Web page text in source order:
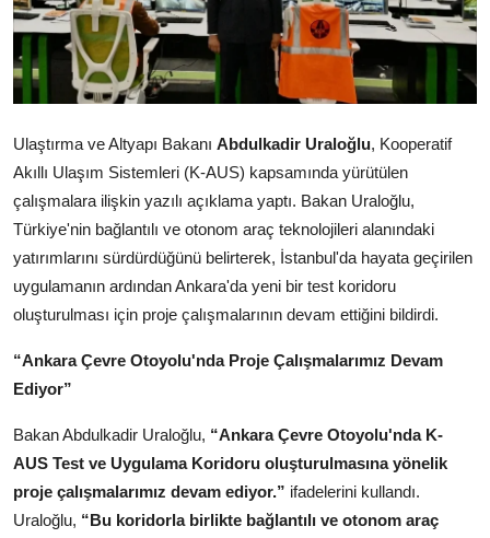
Ulaştırma ve Altyapı Bakanı Abdulkadir Uraloğlu, Kooperatif
Akıllı Ulaşım Sistemleri (K-AUS) kapsamında yürütülen
çalışmalara ilişkin yazılı açıklama yaptı. Bakan Uraloğlu,
Türkiye'nin bağlantılı ve otonom araç teknolojileri alanındaki
yatırımlarını sürdürdüğünü belirterek, İstanbul'da hayata geçirilen
uygulamanın ardından Ankara'da yeni bir test koridoru
oluşturulması için proje çalışmalarının devam ettiğini bildirdi.
“Ankara Çevre Otoyolu'nda Proje Çalışmalarımız Devam
Ediyor”
Bakan Abdulkadir Uraloğlu, “Ankara Çevre Otoyolu'nda K-
AUS Test ve Uygulama Koridoru oluşturulmasına yönelik
proje çalışmalarımız devam ediyor.” ifadelerini kullandı.
Uraloğlu, “Bu koridorla birlikte bağlantılı ve otonom araç